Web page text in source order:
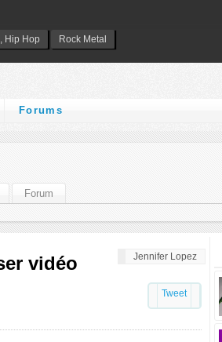
Hip Hop Rock Metal
Forums
Forum
Jennifer Lopez
vidéo
Tweet